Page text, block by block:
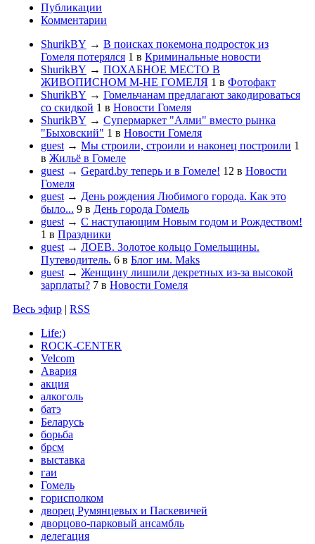
Публикации
Комментарии
ShurikBY → В поисках покемона подросток из
Гомеля потерялся 1 в Криминальные новости
ShurikBY → ПОХАБНОЕ МЕСТО В
ЖИВОПИСНОМ М-НЕ ГОМЕЛЯ 1 в Фотофакт
ShurikBY → Гомельчанам предлагают закодироваться
со скидкой 1 в Новости Гомеля
ShurikBY → Супермаркет "Алми" вместо рынка
"Быховский" 1 в Новости Гомеля
guest → Мы строили, строили и наконец построили 1
в Жильё в Гомеле
guest → Gepard.by теперь и в Гомеле! 12 в Новости
Гомеля
guest → День рождения Любимого города. Как это
было... 9 в День города Гомель
guest → С наступающим Новым годом и Рождеством!
1 в Праздники
guest → ЛОЕВ. Золотое кольцо Гомельщины.
Путеводитель. 6 в Блог им. Maks
guest → Женщину лишили декретных из-за высокой
зарплаты? 7 в Новости Гомеля
Весь эфир | RSS
Life:)
ROCK-CENTER
Velcom
Авария
акция
алкоголь
батэ
Беларусь
борьба
брсм
выставка
гаи
Гомель
горисполком
дворец Румянцевых и Паскевичей
дворцово-парковый ансамбль
делегация